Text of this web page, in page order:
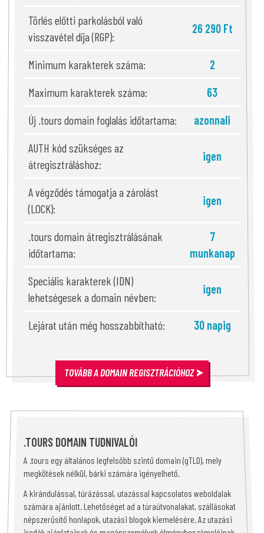
Törlés előtti parkolásból való
visszavétel díja (RGP):
26 290 Ft
Minimum karakterek száma:
2
Maximum karakterek száma:
63
Új .tours domain foglalás időtartama:
azonnali
AUTH kód szükséges az
átregisztráláshoz:
igen
A végződés támogatja a zárolást
(LOCK):
igen
.tours domain átregisztrálásának
időtartama:
7
munkanap
Speciális karakterek (IDN)
lehetségesek a domain névben:
igen
Lejárat után még hosszabbítható: 30 napig
TOVÁBB A DOMAIN REGISZTRÁCIÓHOZ
.TOURS DOMAIN TUDNIVALÓI
A .tours egy általános legfelsőbb szintű domain (gTLD), mely
megkötések nélkül, bárki számára igényelhető.
A kirándulással, túrázással, utazással kapcsolatos weboldalak
számára ajánlott. Lehetőséget ad a túraútvonalakat, szállásokat
népszerűsítő honlapok, utazási blogok kiemelésére. Az utazási